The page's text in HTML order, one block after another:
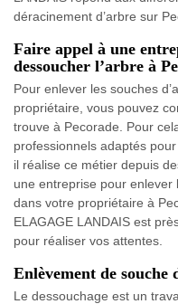
déracinement d’arbre sur
Faire appel à une
dessoucher l’arbre à
Pour enlever les souches
propriétaire, vous pouvez
trouve à Pecorade. Pour
professionnels adaptés
il réalise ce métier depuis
une entreprise pour enlever
dans votre propriétaire à
ELAGAGE LANDAIS est
pour réaliser vos attentes.
Enlèvement de souche
Le dessouchage est un